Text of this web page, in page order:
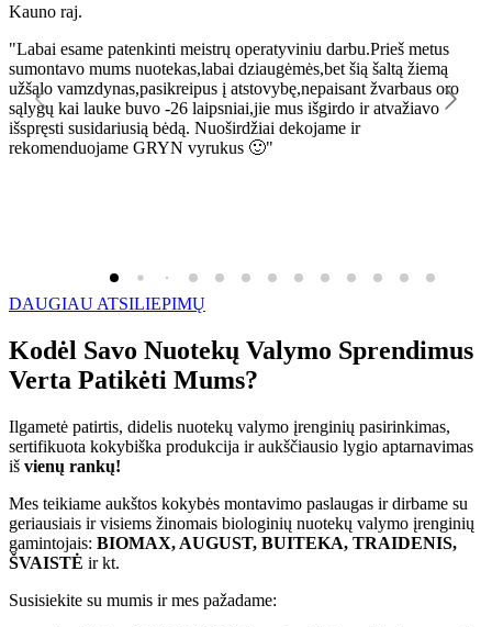
Kauno raj.
"Labai esame patenkinti meistrų operatyviniu darbu.Prieš metus
sumontavo mums nuotekas,labai dziaugėmės,bet šią šaltą žiemą
užšąlo vamzdynas,pasikreipus į atstovybę,nepaisant žvarbaus oro
sąlygų kai lauke buvo -26 laipsniai,jie mus išgirdo ir atvažiavo
išspręsti susidariusią bėdą. Nuoširdžiai dekojame ir
rekomenduojame GRYN vyrukus 🙂"
DAUGIAU ATSILIEPIMŲ
Kodėl Savo Nuotekų Valymo Sprendimus
Verta Patikėti Mums?
Ilgametė patirtis, didelis nuotekų valymo įrenginių pasirinkimas,
sertifikuota kokybiška produkcija ir aukščiausio lygio aptarnavimas
iš vienų rankų!
Mes teikiame aukštos kokybės montavimo paslaugas ir dirbame su
geriausiais ir visiems žinomais biologinių nuotekų valymo įrenginių
gamintojais: BIOMAX, AUGUST, BUITEKA, TRAIDENIS,
ŠVAISTĖ ir kt.
Susisiekite su mumis ir mes pažadame: